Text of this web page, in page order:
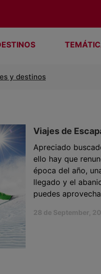
y destinos
Viajes de
Apreciado
ello hay que
época del año,
llegado y el
puedes
28 de September,